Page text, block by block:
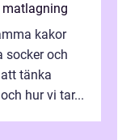
kakor
socker och
tänka
hur vi tar...